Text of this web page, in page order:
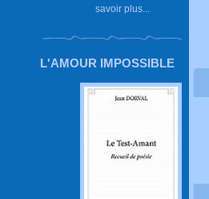
savoir plus...
L'AMOUR IMPOSSIBLE